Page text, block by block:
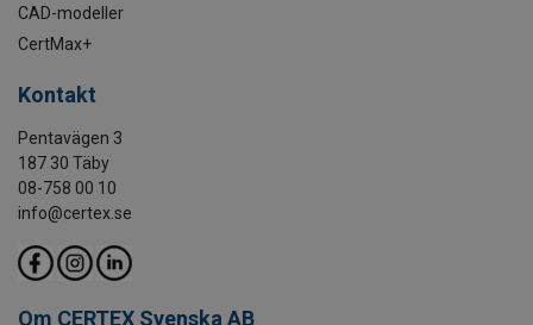
CAD-modeller
CertMax+
Kontakt
Pentavägen 3
187 30 Täby
08-758 00 10
info@certex.se
Om CERTEX Svenska AB